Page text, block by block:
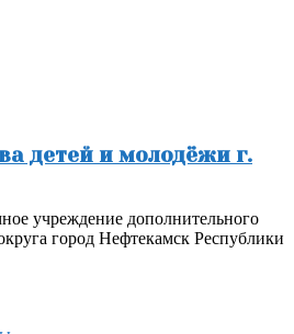
детей и молодёжи г.
учреждение дополнительного
город Нефтекамск Республики